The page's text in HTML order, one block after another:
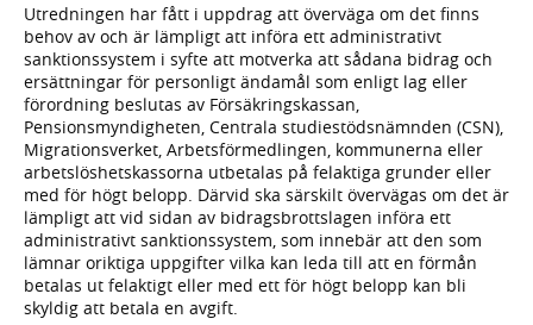
Utredningen har fått i uppdrag att överväga om det finns
behov av och är lämpligt att införa ett administrativt
sanktionssystem i syfte att motverka att sådana bidrag och
ersättningar för personligt ändamål som enligt lag eller
förordning beslutas av Försäkringskassan,
Pensionsmyndigheten, Centrala studiestödsnämnden (CSN),
Migrationsverket, Arbetsförmedlingen, kommunerna eller
arbetslöshetskassorna utbetalas på felaktiga grunder eller
med för högt belopp. Därvid ska särskilt övervägas om det är
lämpligt att vid sidan av bidragsbrottslagen införa ett
administrativt sanktionssystem, som innebär att den som
lämnar oriktiga uppgifter vilka kan leda till att en förmån
betalas ut felaktigt eller med ett för högt belopp kan bli
skyldig att betala en avgift.